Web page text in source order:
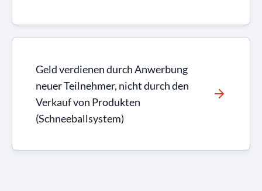
Geld verdienen durch Anwerbung
neuer Teilnehmer, nicht durch den
Verkauf von Produkten
(Schneeballsystem)